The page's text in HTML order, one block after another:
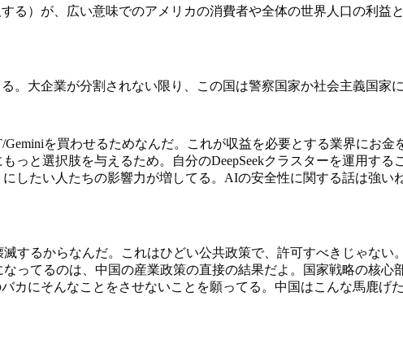
）が、広い意味でのアメリカの消費者や全体の世界人口の利益
大企業が分割されない限り、この国は警察国家か社会主義国家に
を買わせるためなんだ。これが収益を必要とする業界にお金
っと選択肢を与えるため。自分のDeepSeekクラスターを運用する
したい人たちの影響力が増してる。AIの安全性に関する話は強い
するからなんだ。これはひどい公共政策で、許可すべきじゃない
ってるのは、中国の産業政策の直接の結果だよ。国家戦略の核心
にそんなことをさせないことを願ってる。中国はこんな馬鹿げ